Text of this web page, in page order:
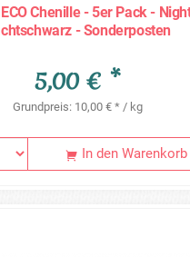
Chenille - 5er Pack -
- Sonderposten
5,00 € *
Grundpreis: 10,00 € * / kg
In den Warenkorb